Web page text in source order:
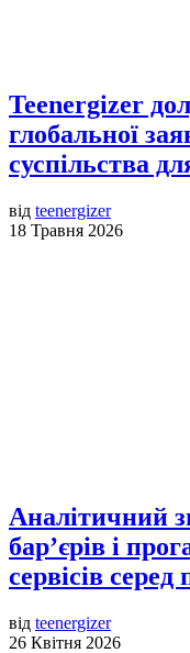
Teenergizer
глобальної
суспільства
від teenergizer
18 Травня 2026
Аналітичний
бар’єрів і
сервісів серед
від teenergizer
26 Квітня 2026